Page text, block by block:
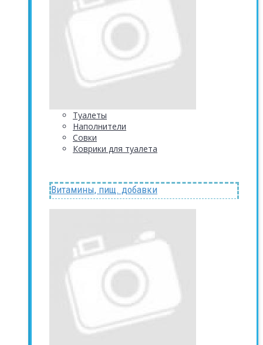
Туалеты
Наполнители
Совки
Коврики для туалета
Витамины, пищ. добавки